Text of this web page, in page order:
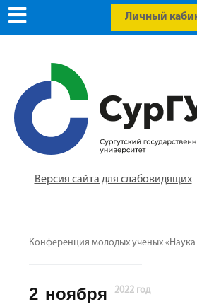
Личный
Версия сайта для слабовидящих
Конференция молодых ученых
2 ноября 2022 год